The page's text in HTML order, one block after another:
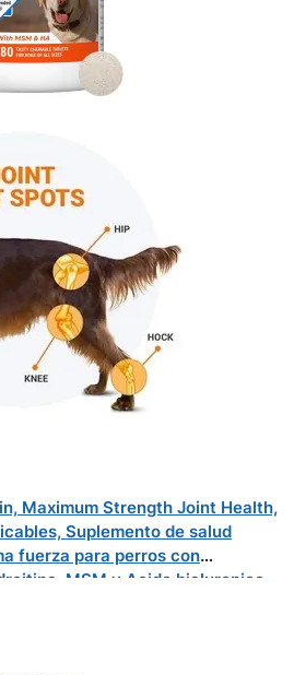
Maximum Strength Joint Health,
Suplemento de salud
fuerza para perros con
MSM y Acido hialuronico,